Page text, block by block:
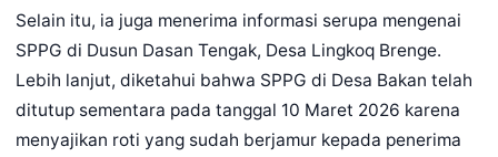
Selain itu, ia juga menerima informasi serupa mengenai
SPPG di Dusun Dasan Tengak, Desa Lingkoq Brenge.
Lebih lanjut, diketahui bahwa SPPG di Desa Bakan telah
ditutup sementara pada tanggal 10 Maret 2026 karena
menyajikan roti yang sudah berjamur kepada penerima